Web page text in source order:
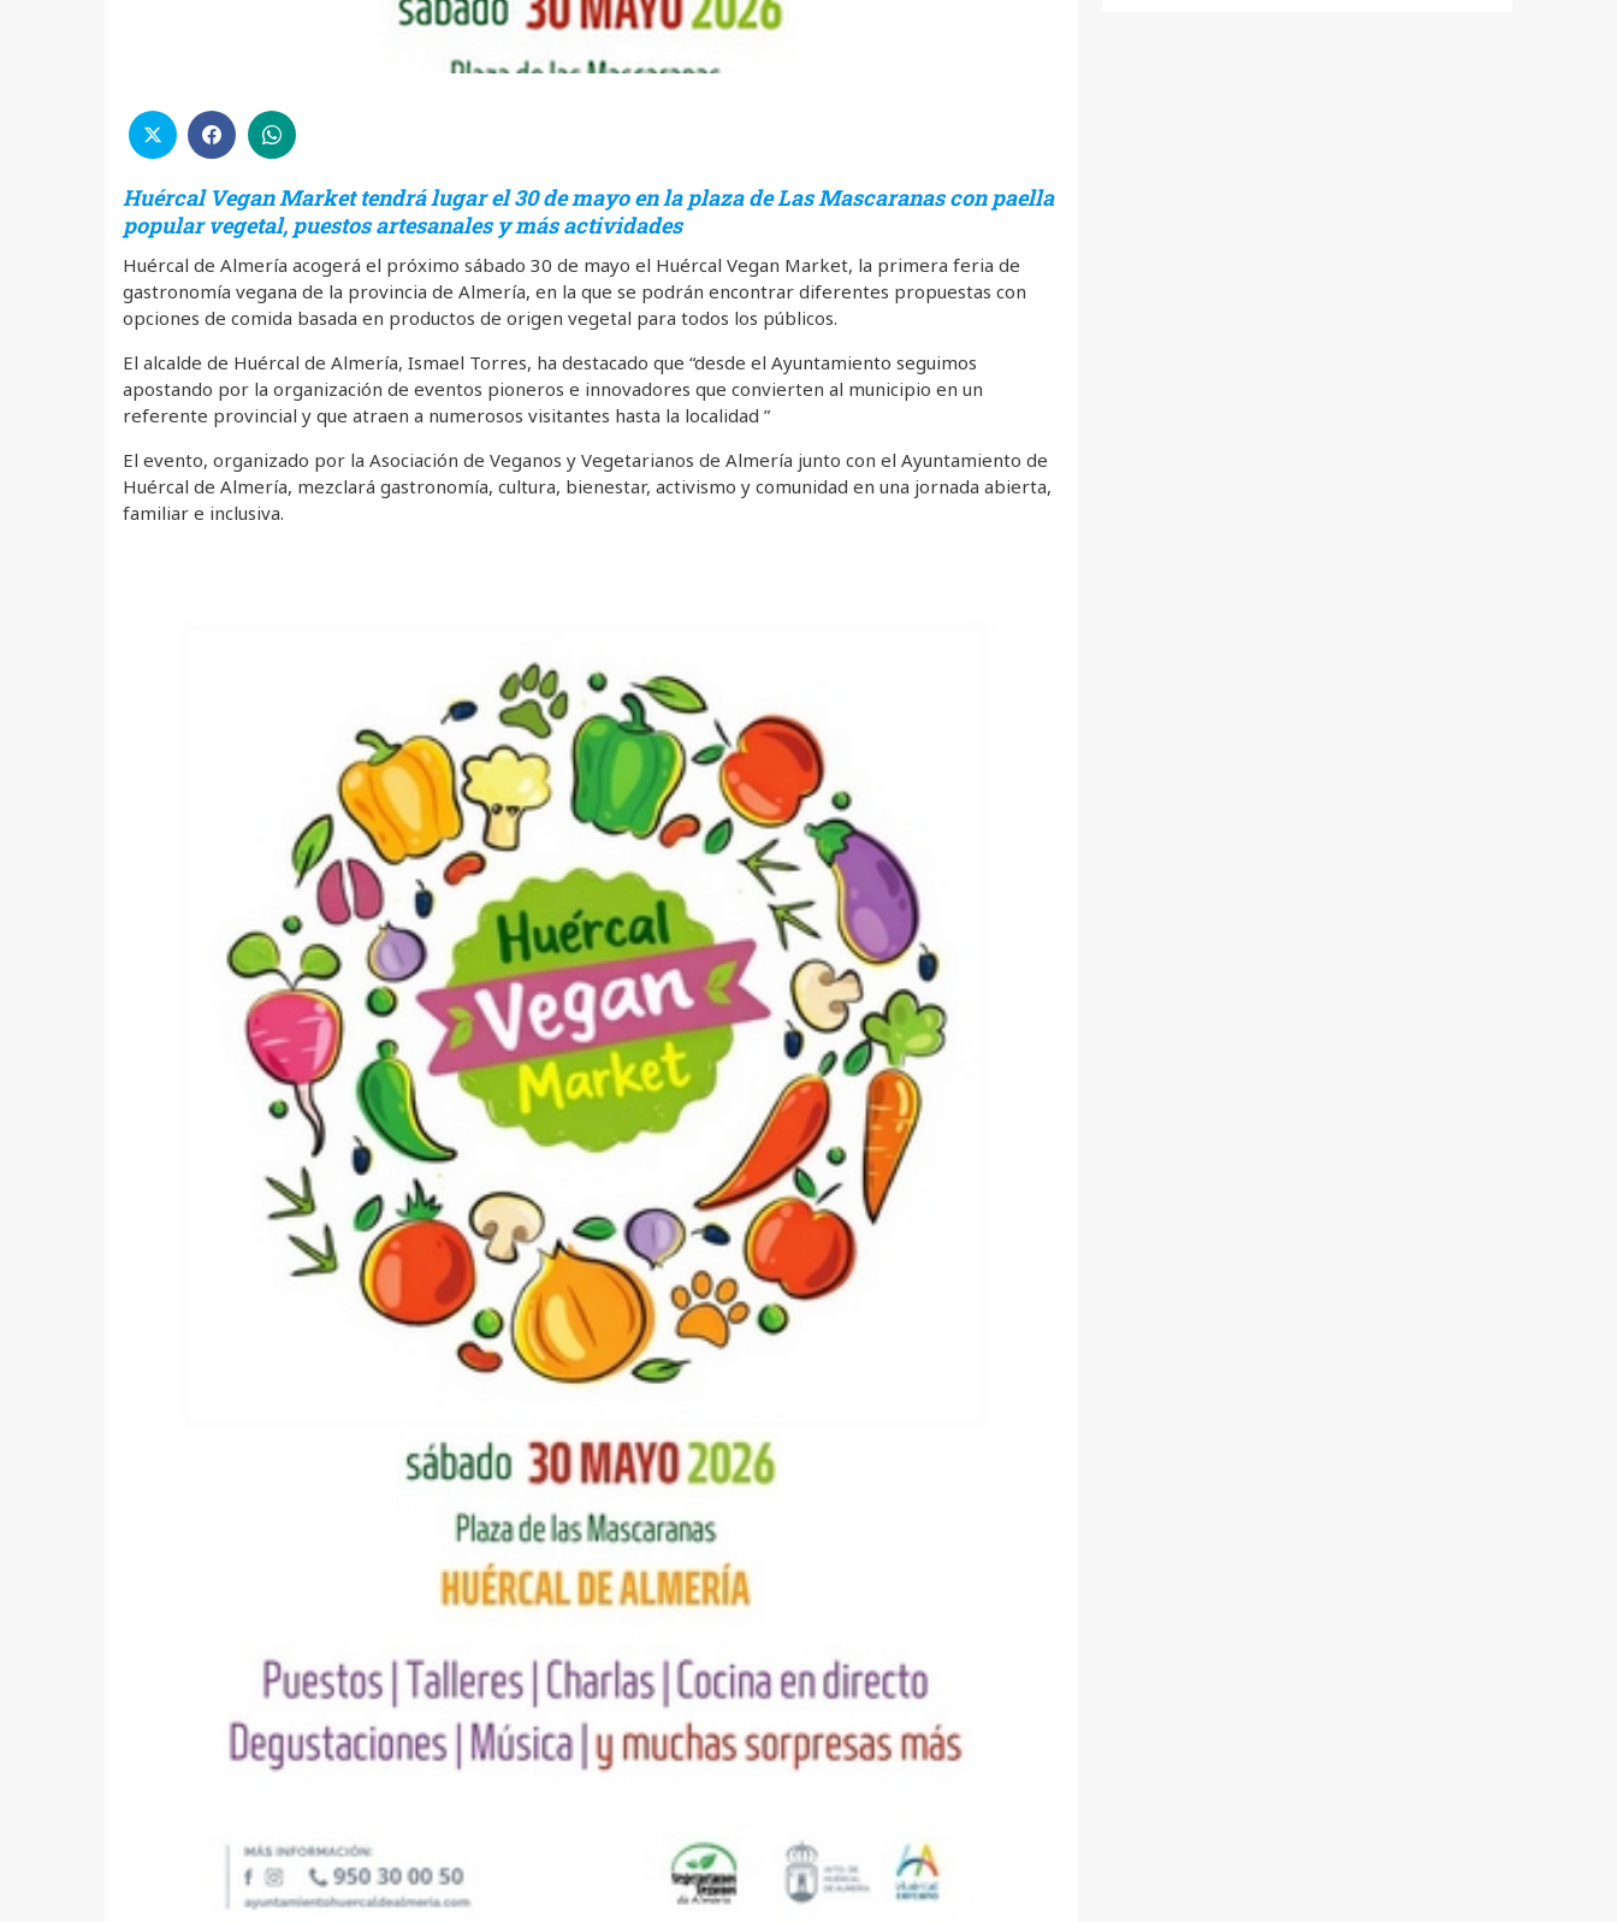
Huércal Vegan Market tendrá lugar el 30 de mayo en la plaza de Las Mascaranas con paella
popular vegetal, puestos artesanales y más actividades
Huércal de Almería acogerá el próximo sábado 30 de mayo el Huércal Vegan Market, la primera feria de
gastronomía vegana de la provincia de Almería, en la que se podrán encontrar diferentes propuestas con
opciones de comida basada en productos de origen vegetal para todos los públicos.
El alcalde de Huércal de Almería, Ismael Torres, ha destacado que “desde el Ayuntamiento seguimos
apostando por la organización de eventos pioneros e innovadores que convierten al municipio en un
referente provincial y que atraen a numerosos visitantes hasta la localidad ”
El evento, organizado por la Asociación de Veganos y Vegetarianos de Almería junto con el Ayuntamiento de
Huércal de Almería, mezclará gastronomía, cultura, bienestar, activismo y comunidad en una jornada abierta,
familiar e inclusiva.